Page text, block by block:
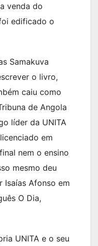
venda do
edificado o
Samakuva
o livro,
caiu como
de Angola
líder da UNITA
em
nem o ensino
mesmo deu
Isaías Afonso em
O Dia,
UNITA e o seu